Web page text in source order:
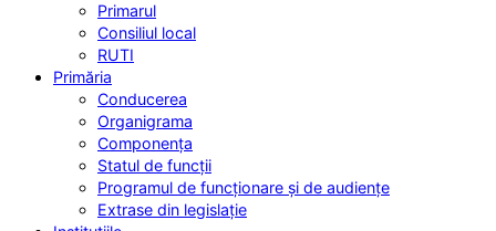
Primarul
Consiliul local
RUTI
Primăria
Conducerea
Organigrama
Componența
Statul de funcții
Programul de funcționare și de audiențe
Extrase din legislație